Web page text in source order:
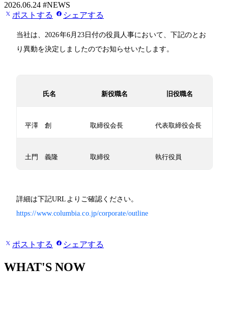
2026.06.24 #NEWS
ポストする
シェアする
当社は、2026年6月23日付の役員人事において、下記のとお
り異動を決定しましたのでお知らせいたします。
氏名 新役職名 旧役職名
平澤 創 取締役会長 代表取締役会長
土門 義隆 取締役 執行役員
詳細は下記URLよりご確認ください。
https://www.columbia.co.jp/corporate/outline
ポストする シェアする
WHAT'S NOW